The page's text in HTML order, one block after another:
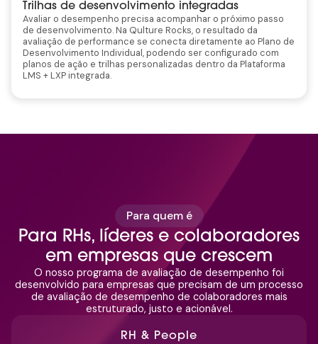
Trilhas de desenvolvimento integradas
Avaliar o desempenho precisa acompanhar o próximo passo
de desenvolvimento. Na Qulture Rocks, o resultado da
avaliação de performance se conecta diretamente ao Plano de
Desenvolvimento Individual, podendo ser configurado com
planos de ação e trilhas personalizadas dentro da Plataforma
LMS + LXP integrada.
Para quem é
Para RHs, líderes e colaboradores
em empresas que crescem
O nosso programa de avaliação de desempenho foi
desenvolvido para empresas que precisam de um processo
de avaliação de desempenho de colaboradores mais
estruturado, justo e acionável.
RH & People